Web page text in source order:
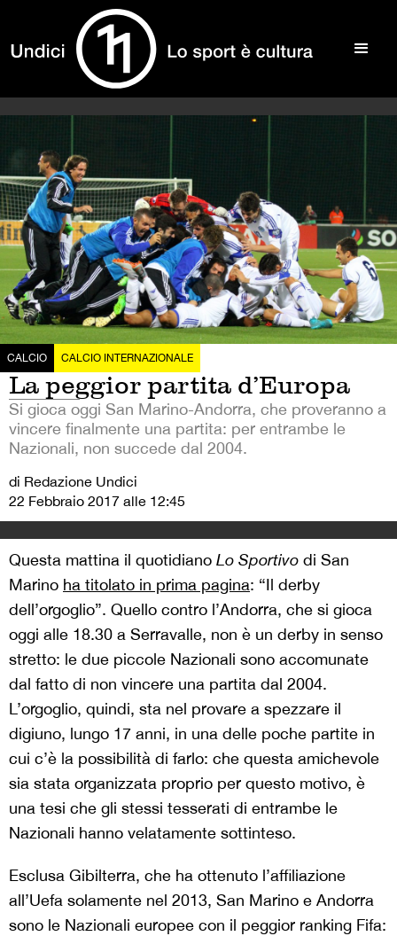
CALCIO CALCIO INTERNAZIONALE
La peggior partita d’Europa
Si gioca oggi San Marino-Andorra, che proveranno a
vincere finalmente una partita: per entrambe le
Nazionali, non succede dal 2004.
di Redazione Undici
22 Febbraio 2017 alle 12:45
Questa mattina il quotidiano Lo Sportivo di San
Marino ha titolato in prima pagina: “Il derby
dell’orgoglio”. Quello contro l’Andorra, che si gioca
oggi alle 18.30 a Serravalle, non è un derby in senso
stretto: le due piccole Nazionali sono accomunate
dal fatto di non vincere una partita dal 2004.
L’orgoglio, quindi, sta nel provare a spezzare il
digiuno, lungo 17 anni, in una delle poche partite in
cui c’è la possibilità di farlo: che questa amichevole
sia stata organizzata proprio per questo motivo, è
una tesi che gli stessi tesserati di entrambe le
Nazionali hanno velatamente sottinteso.
Esclusa Gibilterra, che ha ottenuto l’affiliazione
all’Uefa solamente nel 2013, San Marino e Andorra
sono le Nazionali europee con il peggior ranking Fifa: